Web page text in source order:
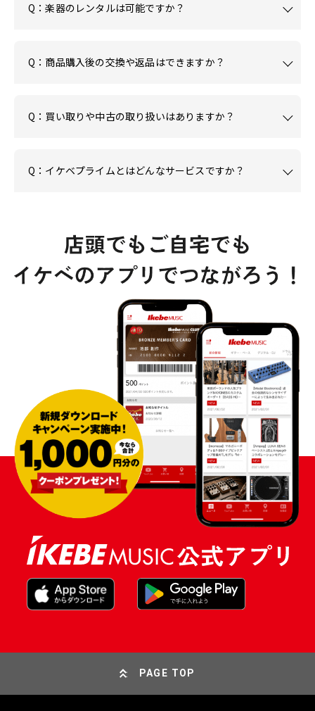
Q：楽器のレンタルは可能ですか？
Q：商品購入後の交換や返品はできますか？
Q：買い取りや中古の取り扱いはありますか？
Q：イケベプライムとはどんなサービスですか？
PAGE TOP